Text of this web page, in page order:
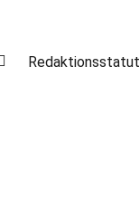
Redaktionsstatut